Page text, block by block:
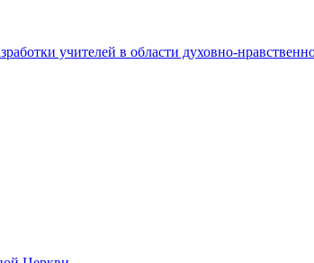
учителей в области духовно-